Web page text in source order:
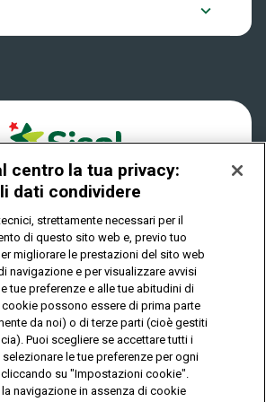
AI MINORI E PUÒ CAUSARE
PATOLOGICA
Italia S.p.A. - P.I. 02433760135
Cookies
Mappa
del
sito
centro la tua privacy:
dati condividere
strettamente necessari per il
di questo sito web e, previo tuo
migliorare le prestazioni del sito web
navigazione e per visualizzare avvisi
tue preferenze e alle tue abitudini di
cookie possono essere di prima parte
da noi) o di terze parti (cioè gestiti
Puoi scegliere se accettare tutti i
le tue preferenze per ogni
su "Impostazioni cookie".
navigazione in assenza di cookie